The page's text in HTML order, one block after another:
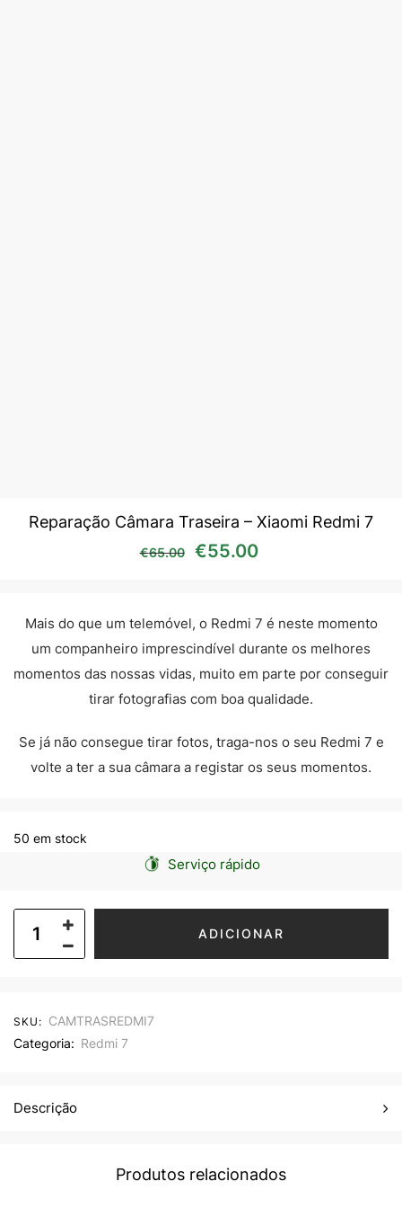
Reparação Câmara Traseira – Xiaomi Redmi 7
€65.00 O preço original era:
€55.00
Mais do que um telemóvel, o Redmi 7 é neste momento
um companheiro imprescindível durante os melhores
momentos das nossas vidas, muito em parte por conseguir
tirar fotografias com boa qualidade.
Se já não consegue tirar fotos, traga-nos o seu Redmi 7 e
volte a ter a sua câmara a registar os seus momentos.
50 em stock
Serviço rápido
ADICIONAR
SKU: CAMTRASREDMI7
Categoria: Redmi 7
Descrição
Produtos relacionados